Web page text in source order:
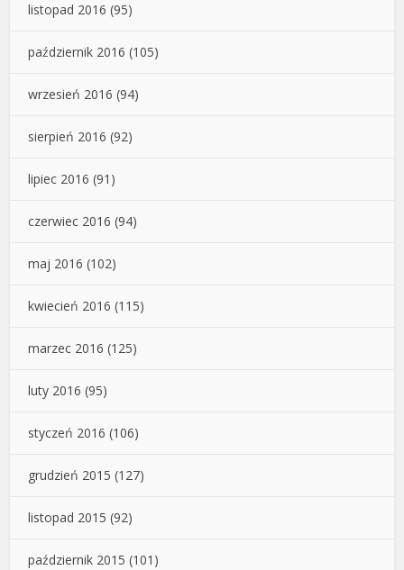
listopad 2016 (95)
październik 2016 (105)
wrzesień 2016 (94)
sierpień 2016 (92)
lipiec 2016 (91)
czerwiec 2016 (94)
maj 2016 (102)
kwiecień 2016 (115)
marzec 2016 (125)
luty 2016 (95)
styczeń 2016 (106)
grudzień 2015 (127)
listopad 2015 (92)
październik 2015 (101)